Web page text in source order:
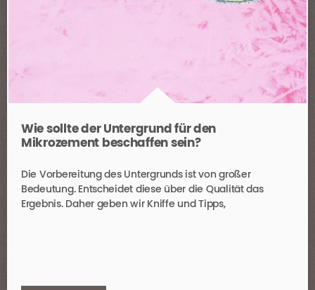
Wie sollte der Untergrund für den
Mikrozement beschaffen sein?
Die Vorbereitung des Untergrunds ist von großer
Bedeutung. Entscheidet diese über die Qualität das
Ergebnis. Daher geben wir Kniffe und Tipps,